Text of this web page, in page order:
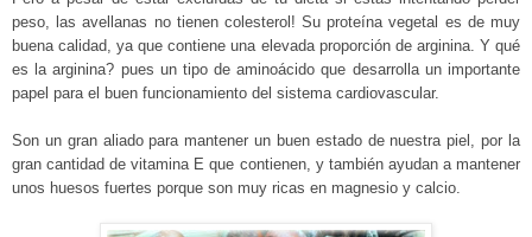
peso, las avellanas no tienen colesterol! Su proteína vegetal es de muy
buena calidad, ya que contiene una elevada proporción de arginina. Y qué
es la arginina? pues un tipo de aminoácido que desarrolla un importante
papel para el buen funcionamiento del sistema cardiovascular.
Son un gran aliado para mantener un buen estado de nuestra piel, por la
gran cantidad de vitamina E que contienen, y también ayudan a mantener
unos huesos fuertes porque son muy ricas en magnesio y calcio.